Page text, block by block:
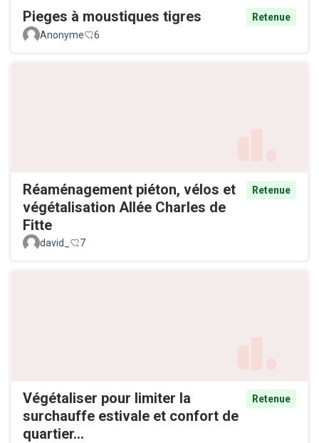
Pieges à moustiques tigres
Retenue
Anonyme
6
Réaménagement piéton, vélos et
végétalisation Allée Charles de
Fitte
Retenue
david_ 7
Végétaliser pour limiter la
surchauffe estivale et confort de
quartier...
Retenue